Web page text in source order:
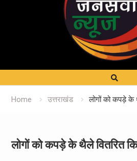
Home उत्तराखंड लोगों को कपड़े के
लोगों को कपड़े के थैले वितरित